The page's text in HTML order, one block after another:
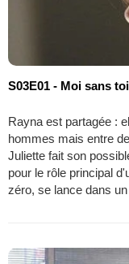
S03E01 - Moi sans toi
Rayna est partagée :
hommes mais entre
Juliette fait son
pour le rôle principal
zéro, se lance dans